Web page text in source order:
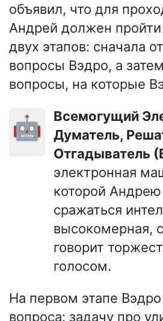
объявил, что для
Андрей должен
двух этапов: сначала
вопросы Вэдро, а
вопросы, на которые
🤖
Всемогущий Электронный
Думатель,
Отгадыватель
электронная
которой Андрею
сражаться
высокомерная,
говорит
голосом.
На первом этапе
вопроса: задачу про